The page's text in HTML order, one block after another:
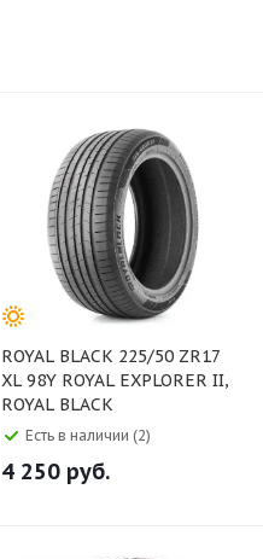
ROYAL BLACK 225/50 ZR17
XL 98Y ROYAL EXPLORER II,
ROYAL BLACK
Есть в наличии (2)
4 250 руб.